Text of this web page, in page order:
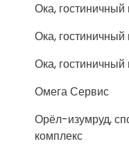
Ока, гостиничный
Ока, гостиничный
Ока, гостиничный
Омега Сервис
Орёл-изумруд,
комплекс